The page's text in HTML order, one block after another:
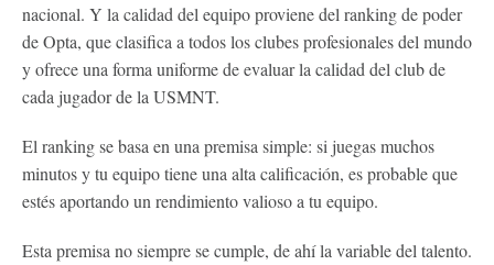
nacional. Y la calidad del equipo proviene del ranking de poder
de Opta, que clasifica a todos los clubes profesionales del mundo
y ofrece una forma uniforme de evaluar la calidad del club de
cada jugador de la USMNT.
El ranking se basa en una premisa simple: si juegas muchos
minutos y tu equipo tiene una alta calificación, es probable que
estés aportando un rendimiento valioso a tu equipo.
Esta premisa no siempre se cumple, de ahí la variable del talento.